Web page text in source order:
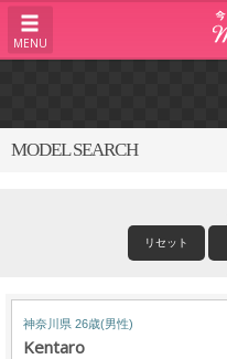
MENU
MODEL SEARCH
リセット
神奈川県 26歳(男性)
Kentaro